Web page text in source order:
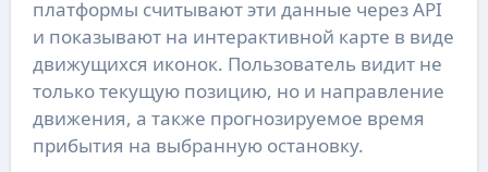
платформы считывают эти данные через API
и показывают на интерактивной карте в виде
движущихся иконок. Пользователь видит не
только текущую позицию, но и направление
движения, а также прогнозируемое время
прибытия на выбранную остановку.